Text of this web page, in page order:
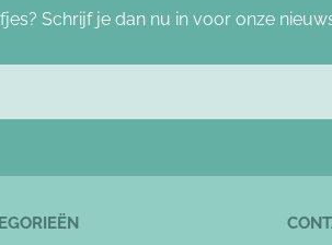
Schrijf je dan nu in voor onze